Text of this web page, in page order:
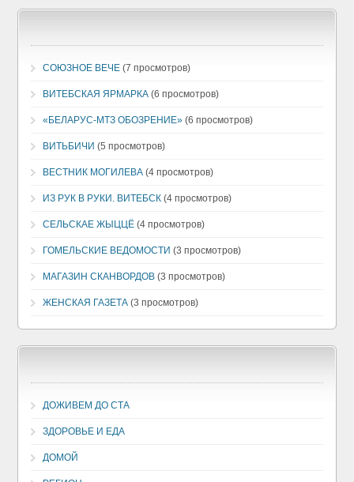
СОЮЗНОЕ ВЕЧЕ (7 просмотров)
ВИТЕБСКАЯ ЯРМАРКА (6 просмотров)
«БЕЛАРУС-МТЗ ОБОЗРЕНИЕ» (6 просмотров)
ВИТЬБИЧИ (5 просмотров)
ВЕСТНИК МОГИЛЕВА (4 просмотров)
ИЗ РУК В РУКИ. ВИТЕБСК (4 просмотров)
СЕЛЬСКАЕ ЖЫЦЦЁ (4 просмотров)
ГОМЕЛЬСКИЕ ВЕДОМОСТИ (3 просмотров)
МАГАЗИН СКАНВОРДОВ (3 просмотров)
ЖЕНСКАЯ ГАЗЕТА (3 просмотров)
ДОЖИВЕМ ДО СТА
ЗДОРОВЬЕ И ЕДА
ДОМОЙ